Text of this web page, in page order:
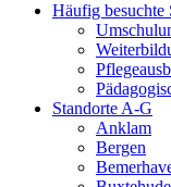
Häufig besuchte
Standorte A-G
Anklam
Bergen